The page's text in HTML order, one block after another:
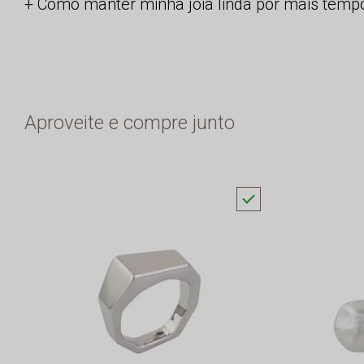
Como manter minha joia linda por mais
Aproveite e compre junto